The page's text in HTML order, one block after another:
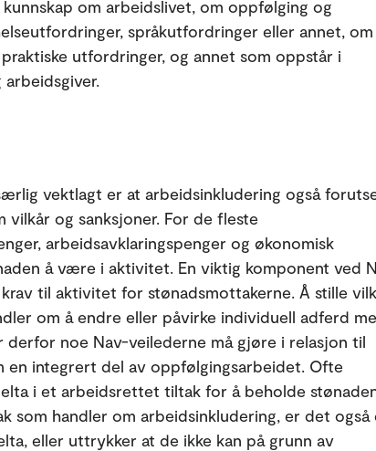
om arbeidslivet, om oppfølging og
språkutfordringer eller annet, om
utfordringer, og annet som oppstår i
vektlagt er at arbeidsinkludering også
og sanksjoner. For de fleste
arbeidsavklaringspenger og økonomisk
å være i aktivitet. En viktig komponent ved
til aktivitet for stønadsmottakerne. Å stille
om å endre eller påvirke individuell adferd
noe Nav-veilederne må gjøre i relasjon til
en integrert del av oppfølgingsarbeidet. Ofte
i et arbeidsrettet tiltak for å beholde
som handler om arbeidsinkludering, er det også
eller uttrykker at de ikke kan på grunn av